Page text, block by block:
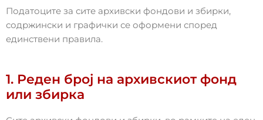
Податоците за сите архивски фондови и збирки,
содржински и графички се оформени според
единствени правила.
1. Реден број на архивскиот фонд
или збирка